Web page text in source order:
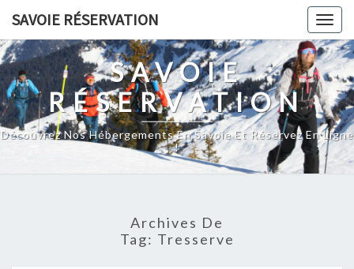
content
SAVOIE RÉSERVATION
SAVOIE
RÉSERVATION
Découvrez Nos Hébergements En Savoie Et Réservez En Ligne
!
Archives De
Tag: Tresserve